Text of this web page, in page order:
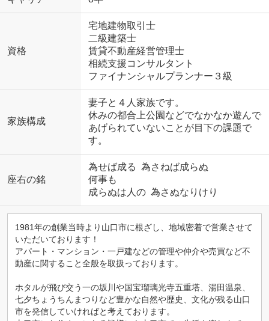
資格
宅地建物取引士
二級建築士
賃貸不動産経営管理士
相続支援コンサルタント
ファイナンシャルプランナー３級
家族構成
妻子と４人家族です。
休みの都合上公園などでなかなか遊んで
あげられていないことが目下の課題で
す。
座右の銘
為せば成る 為さねば成らぬ
何事も
成らぬは人の 為さぬなりけり
1981年の創業当時より山口市に根ざし、地域密着で営業させて
いただいております！
アパート・マンション・一戸建などの管理や仲介や売買など不
動産に関すること全般を取扱っております。
ホタルが飛び交う一の坂川や国宝瑠璃光寺五重塔、湯田温泉、
七夕ちょうちんまつりなど豊かな自然や歴史、文化が残る山口
市を発信していければと考えております。